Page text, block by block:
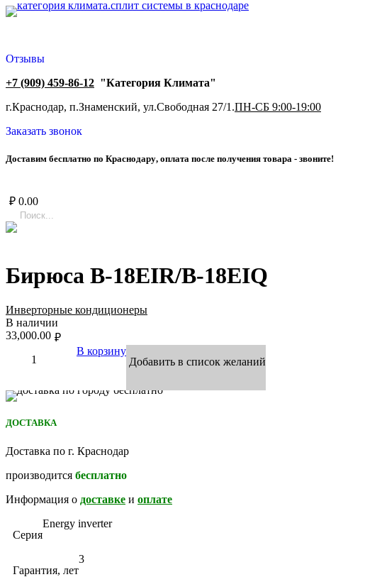
Отзывы
+7 (909) 459-86-12 "Категория Климата"
г.Краснодар, п.Знаменский, ул.Свободная 27/1.ПН-СБ 9:00-19:00
Заказать звонок
Доставим бесплатно по Краснодару, оплата после получения товара - звоните!
₽ 0.00
Бирюса B-18EIR/B-18EIQ
Инверторные кондиционеры
В наличии
₽
33,000.00
В корзину
Добавить в список желаний
ДОСТАВКА
Доставка по г. Краснодар
производится бесплатно
Информация о доставке и оплате
Серия
Energy inverter
Гарантия, лет
3